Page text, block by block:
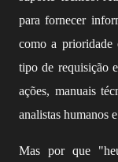
para fornecer
como a prioridade
tipo de requisição
ações, manuais
analistas humanos
Mas por que